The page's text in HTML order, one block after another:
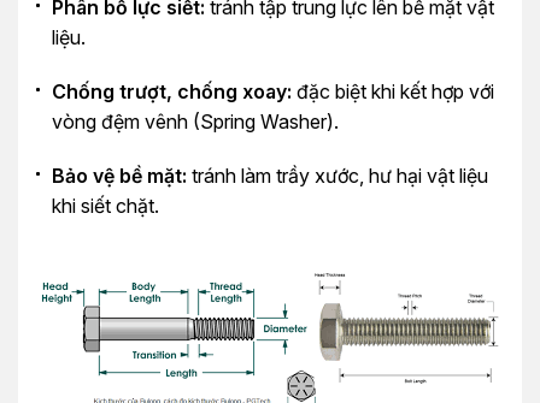
Phân bổ lực siết: tránh tập trung lực lên bề mặt vật
liệu.
Chống trượt, chống xoay: đặc biệt khi kết hợp với
vòng đệm vênh (Spring Washer).
Bảo vệ bề mặt: tránh làm trầy xước, hư hại vật liệu
khi siết chặt.